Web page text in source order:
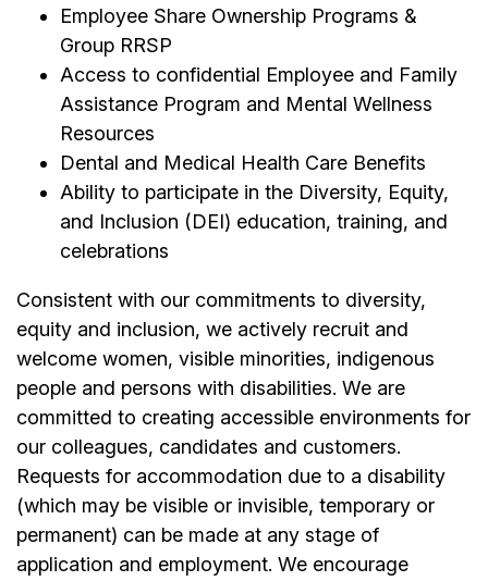
Employee Share Ownership Programs &
Group RRSP
Access to confidential Employee and Family
Assistance Program and Mental Wellness
Resources
Dental and Medical Health Care Benefits
Ability to participate in the Diversity, Equity,
and Inclusion (DEI) education, training, and
celebrations
Consistent with our commitments to diversity,
equity and inclusion, we actively recruit and
welcome women, visible minorities, indigenous
people and persons with disabilities. We are
committed to creating accessible environments for
our colleagues, candidates and customers.
Requests for accommodation due to a disability
(which may be visible or invisible, temporary or
permanent) can be made at any stage of
application and employment. We encourage